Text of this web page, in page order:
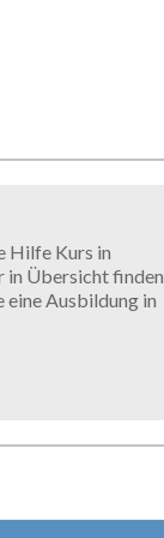
Hilfe Kurs in
in Übersicht finden
Ausbildung in